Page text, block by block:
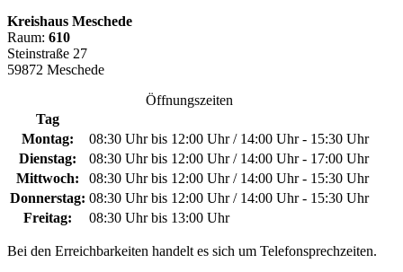
Kreishaus Meschede
Raum: 610
Steinstraße 27
59872 Meschede
Öffnungszeiten
Tag
Montag:
08:30 Uhr bis 12:00 Uhr / 14:00 Uhr - 15:30 Uhr
Dienstag:
08:30 Uhr bis 12:00 Uhr / 14:00 Uhr - 17:00 Uhr
Mittwoch:
08:30 Uhr bis 12:00 Uhr / 14:00 Uhr - 15:30 Uhr
Donnerstag: 08:30 Uhr bis 12:00 Uhr / 14:00 Uhr - 15:30 Uhr
Freitag:
08:30 Uhr bis 13:00 Uhr
Bei den Erreichbarkeiten handelt es sich um Telefonsprechzeiten.